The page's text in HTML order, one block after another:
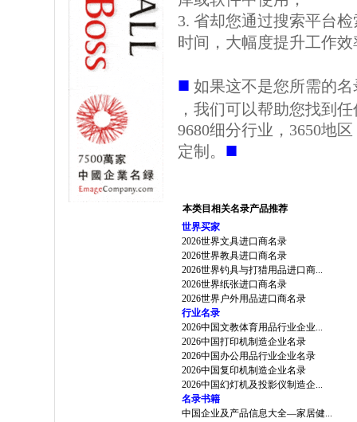
3. 省却您通过搜索平台
时间，大幅度提升工作效
■ 如果这不是您所需的
，我们可以帮助您找到
9680细分行业，3650地
定制。 ■
本类目相关名录产品推荐
世界买家
2026世界文具进口商名录
2026世界教具进口商名录
2026世界钓具与打猎用品进口商...
2026世界纸张进口商名录
2026世界户外用品进口商名录
行业名录
2026中国文教体育用品行业企业...
2026中国打印机制造企业名录
2026中国办公用品行业企业名录
2026中国复印机制造企业名录
2026中国幻灯机及投影仪制造企...
名录书籍
中国企业及产品信息大全—家居健...